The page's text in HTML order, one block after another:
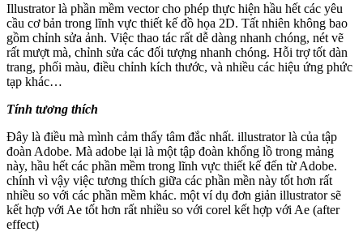
Illustrator là phần mềm vector cho phép thực hiện hầu hết các yêu
cầu cơ bản trong lĩnh vực thiết kế đồ họa 2D. Tất nhiên không bao
gồm chỉnh sửa ảnh. Việc thao tác rất dễ dàng nhanh chóng, nét vẽ
rất mượt mà, chỉnh sửa các đối tượng nhanh chóng. Hỗi trợ tốt dàn
trang, phối màu, điều chỉnh kích thước, và nhiều các hiệu ứng phức
tạp khác…
Tính tương thích
Đây là điều mà mình cảm thấy tâm đắc nhất. illustrator là của tập
đoàn Adobe. Mà adobe lại là một tập đoàn khổng lồ trong mảng
này, hầu hết các phần mềm trong lĩnh vực thiết kế đến từ Adobe.
chính vì vậy việc tương thích giữa các phần mền này tốt hơn rất
nhiều so với các phần mềm khác. một ví dụ đơn giản illustrator sẽ
kết hợp với Ae tốt hơn rất nhiều so với corel kết hợp với Ae (after
effect)